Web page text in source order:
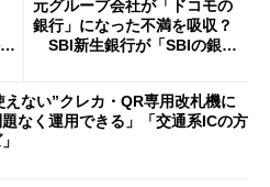
元グループ会社が「ドコモの
銀行」になった不満を吸収？
SBI新生銀行が「SBIの銀
開催
ない”クレカ・QR専用改札機に
なく運用できる」「交通系ICの方